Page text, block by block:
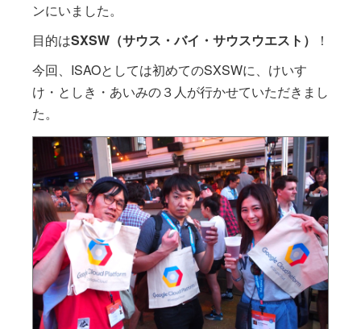
ンにいました。
目的はSXSW（サウス・バイ・サウスウエスト）
！
今回、ISAOとしては初めてのSXSWに、けいす
け・としき・あいみの３人が行かせていただきまし
た。